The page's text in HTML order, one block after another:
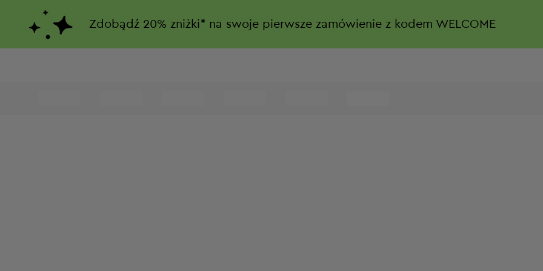
Zdobądź 20% zniżki* na swoje pierwsze zamówienie z kodem WELCOME